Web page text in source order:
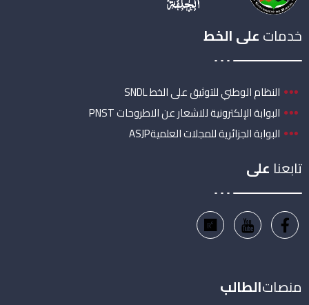
خدماتعلى الخط
النظام الوطني للتوثيق على الخط SNDL
البوابة الإلكترونية للاشعار عن الاطروحات PNST
البوابة الجزائرية للمجلات العلميةASJP
تابعنا على
منصاتالطالب